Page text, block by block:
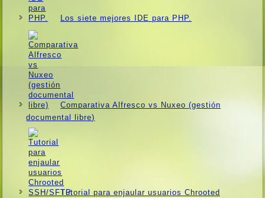
Los siete mejores IDE para PHP.
Comparativa Alfresco vs Nuxeo (gestión
documental libre)
Tutorial para enjaular usuarios Chrooted